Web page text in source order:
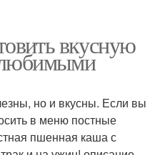
вкусную
но и вкусны. Если вы
в меню постные
пшенная каша с